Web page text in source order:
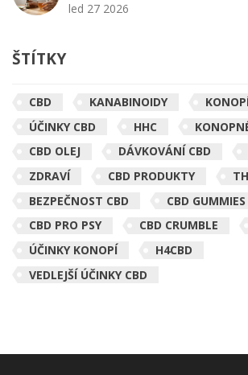
led 27 2026
ŠTÍTKY
CBD KANABINOIDY
ÚČINKY CBD
HHC
CBD OLEJ
DÁVKOVÁNÍ CBD
ZDRAVÍ
CBD PRODUKTY
BEZPEČNOST CBD
CBD GUMMIES
CBD PRO PSY
CBD CRUMBLE
ÚČINKY KONOPÍ
H4CBD
VEDLEJŠÍ ÚČINKY CBD